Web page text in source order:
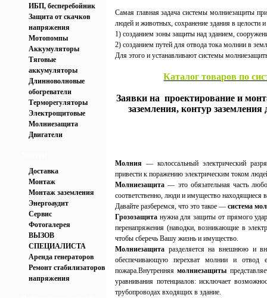
ИБП, бесперебойник
Защита от скачков
напряжения
Мотопомпы
Аккумуляторы
Тяговые
аккумуляторы
Длинноволновые
обогреватели
Терморегуляторы
Электрощитовые
Молниезащита
Двигатели
Доставка
Монтаж
Монтаж заземления
Энергоаудит
Сервис
Фотогалерея
ВЫЗОВ
СПЕЦИАЛИСТА
Аренда генераторов
Ремонт стабилизаторов
напряжения
Самая главная задача системы молниезащиты
людей и животных, сохранение здания в целости и
1) созданием зоны защиты над зданием,
2) созданием путей для отвода тока молнии в
Для этого и устанавливают системы
Каталог товаров по
Заявки на проектирование и
заземления, контур
Молния — колоссальный электрический
привести к поражению электрическим током
Молниезащита — это обязательная часть
соответственно, люди и имущество находящиеся
Давайте разберемся, что это такое — система
Грозозащита нужна для защиты от прямого
перенапряжения (наводки, возникающие в
чтобы сберечь Вашу жизнь и имущество.
Молниезащита разделяется на внешнюю и
обеспечивающую перехват молнии и
пожара.Внутренняямолниезащиты
уравнивания потенциалов: исключает
трубопроводах входящих в здание.